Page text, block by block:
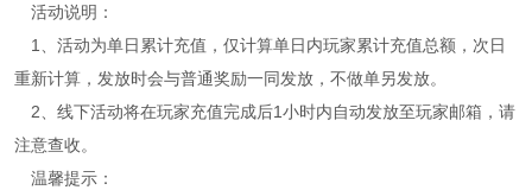
活动说明：
1、活动为单日累计充值，仅计算单日内玩家累计充值总额，次日
重新计算，发放时会与普通奖励一同发放，不做单另发放。
2、线下活动将在玩家充值完成后1小时内自动发放至玩家邮箱，请
注意查收。
温馨提示：